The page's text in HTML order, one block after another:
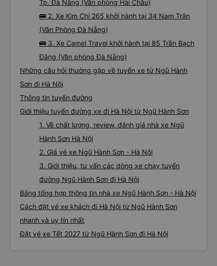
Tp. Đà Nẵng (Văn phòng Hải Châu)
🚌 2. Xe Kim Chi 265 khởi hành tại 34 Nam Trân
(Văn Phòng Đà Nẵng)
🚌 3. Xe Camel Travel khởi hành tại 85 Trần Bạch
Đằng (Văn phòng Đà Nẵng)
Những câu hỏi thường gặp về tuyến xe từ Ngũ Hành
Sơn đi Hà Nội
Thông tin tuyến đường
Giới thiệu tuyến đường xe đi Hà Nội từ Ngũ Hành Sơn
1. Về chất lượng, review, đánh giá nhà xe Ngũ
Hành Sơn Hà Nội
2. Giá vé xe Ngũ Hành Sơn - Hà Nội
3. Giới thiệu, tư vấn các dòng xe chạy tuyến
đường Ngũ Hành Sơn đi Hà Nội
Bảng tổng hợp thông tin nhà xe Ngũ Hành Sơn - Hà Nội
Cách đặt vé xe khách đi Hà Nội từ Ngũ Hành Sơn
nhanh và uy tín nhất
Đặt vé xe Tết 2027 từ Ngũ Hành Sơn đi Hà Nội